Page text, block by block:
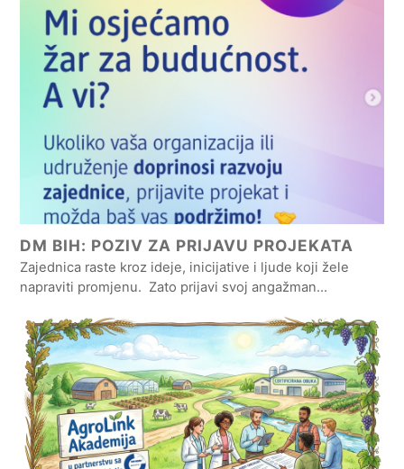
DM BIH: POZIV ZA PRIJAVU PROJEKATA
Zajednica raste kroz ideje, inicijative i ljude koji žele
napraviti promjenu. Zato prijavi svoj angažman…